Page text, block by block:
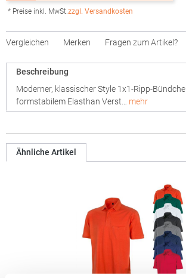
* Preise inkl. MwSt.zzgl. Versandkosten
Vergleichen Merken Fragen zum Artikel?
Beschreibung
Moderner, klassischer Style 1x1-Ripp-
formstabilem Elasthan Verst… mehr
Ähnliche Artikel